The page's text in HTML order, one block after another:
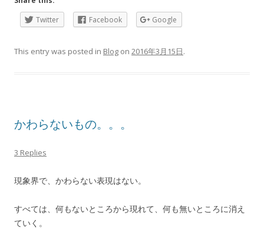
Twitter
Facebook Google
This entry was posted in Blog on 2016年3月15日.
かわらないもの。。。
3 Replies
現象界で、かわらない表現はない。
すべては、何もないところから現れて、何も無いところに消え
ていく。